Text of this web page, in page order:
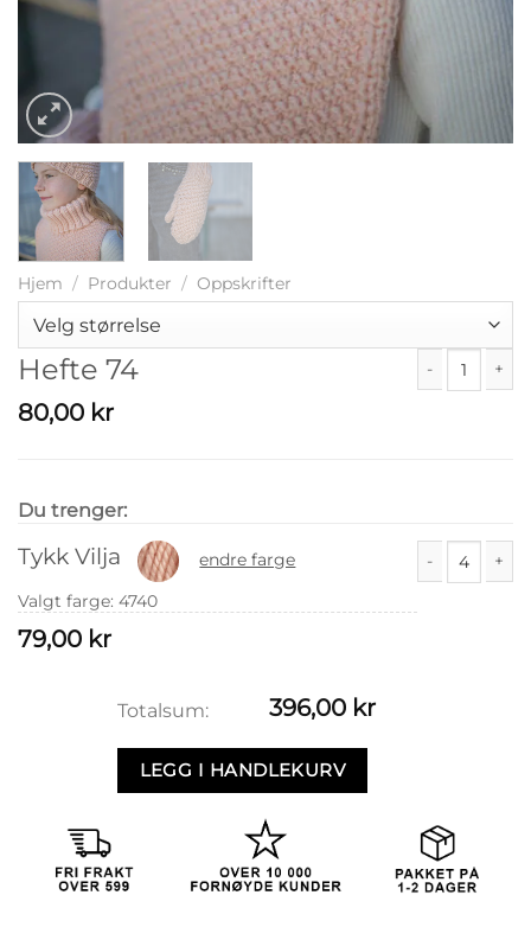
Hjem / Produkter / Oppskrifter
Hefte 74
80,00 kr
Du trenger:
Tykk Vilja
endre farge
Valgt farge: 4740
79,00 kr
Totalsum: 396,00 kr
LEGG I HANDLEKURV